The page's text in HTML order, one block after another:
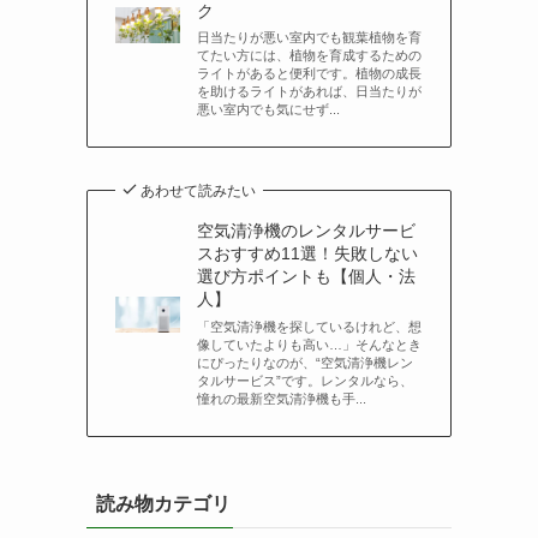
ク
日当たりが悪い室内でも観葉植物を育
てたい方には、植物を育成するための
ライトがあると便利です。植物の成長
を助けるライトがあれば、日当たりが
悪い室内でも気にせず...
あわせて読みたい
空気清浄機のレンタルサービ
スおすすめ11選！失敗しない
選び方ポイントも【個人・法
人】
「空気清浄機を探しているけれど、想
像していたよりも高い…」そんなとき
にぴったりなのが、“空気清浄機レン
タルサービス”です。レンタルなら、
憧れの最新空気清浄機も手...
読み物カテゴリ